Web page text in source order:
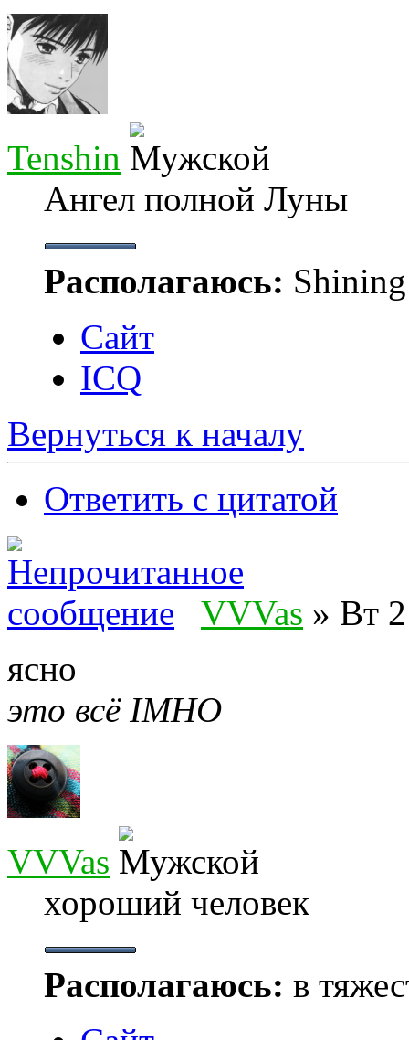
Tenshin
Ангел полной Луны
Располагаюсь:
Сайт
ICQ
Вернуться к началу
Ответить с цитатой
VVVas » Вт
ясно
это всё IMHO
VVVas
хороший человек
Располагаюсь: в